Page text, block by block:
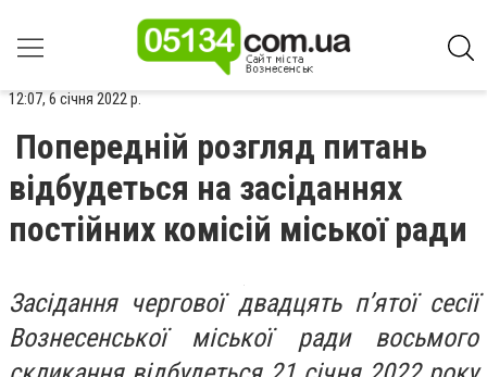
12:07, 6 січня 2022 р.
Попередній розгляд питань
відбудеться на засіданнях
постійних комісій міської ради
Засідання чергової двадцять п’ятої сесії
Вознесенської міської ради восьмого